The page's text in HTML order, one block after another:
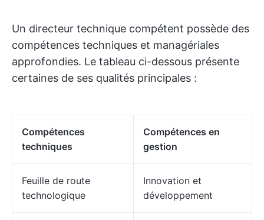
Un directeur technique compétent possède des
compétences techniques et managériales
approfondies. Le tableau ci-dessous présente
certaines de ses qualités principales :
Compétences
techniques
Compétences en
gestion
Feuille de route
technologique
Innovation et
développement